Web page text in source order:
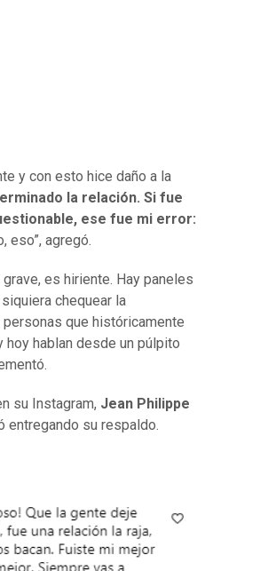
y con esto hice daño a la
la relación. Si fue
ese fue mi error:
eso”, agregó.
es hiriente. Hay paneles
chequear la
que históricamente
hoy hablan desde un púlpito
su Instagram, Jean Philippe
entregando su respaldo.